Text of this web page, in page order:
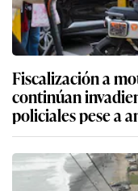
Fiscalización a
continúan
policiales pese a